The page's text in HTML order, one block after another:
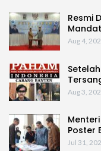
Resmi
Aug 4,
Aug 3,
Poster
Jul 31,